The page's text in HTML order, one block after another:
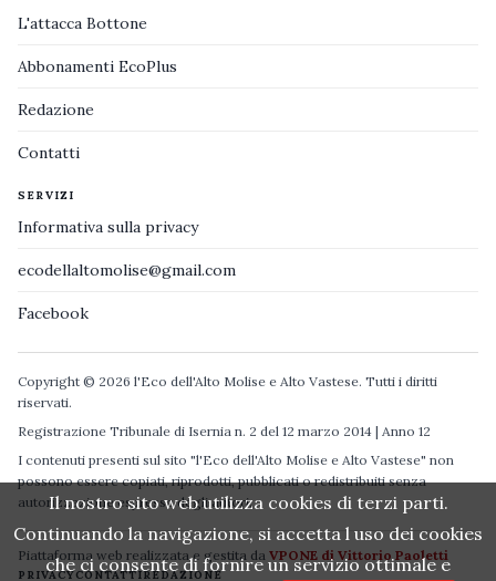
L'attacca Bottone
Abbonamenti EcoPlus
Redazione
Contatti
SERVIZI
Informativa sulla privacy
ecodellaltomolise@gmail.com
Facebook
Copyright © 2026 l'Eco dell'Alto Molise e Alto Vastese. Tutti i diritti
riservati.
Registrazione Tribunale di Isernia n. 2 del 12 marzo 2014 | Anno 12
I contenuti presenti sul sito "l'Eco dell'Alto Molise e Alto Vastese" non
possono essere copiati, riprodotti, pubblicati o redistribuiti senza
autorizzazione espressa degli autori.
Piattaforma web realizzata e gestita da VPONE di Vittorio Paoletti
PRIVACYCONTATTIREDAZIONE
Il nostro sito web utilizza cookies di terzi parti.
Continuando la navigazione, si accetta l uso dei cookies
che ci consente di fornire un servizio ottimale e